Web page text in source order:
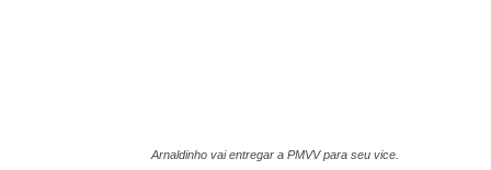
Arnaldinho vai entregar a PMVV para seu vice.